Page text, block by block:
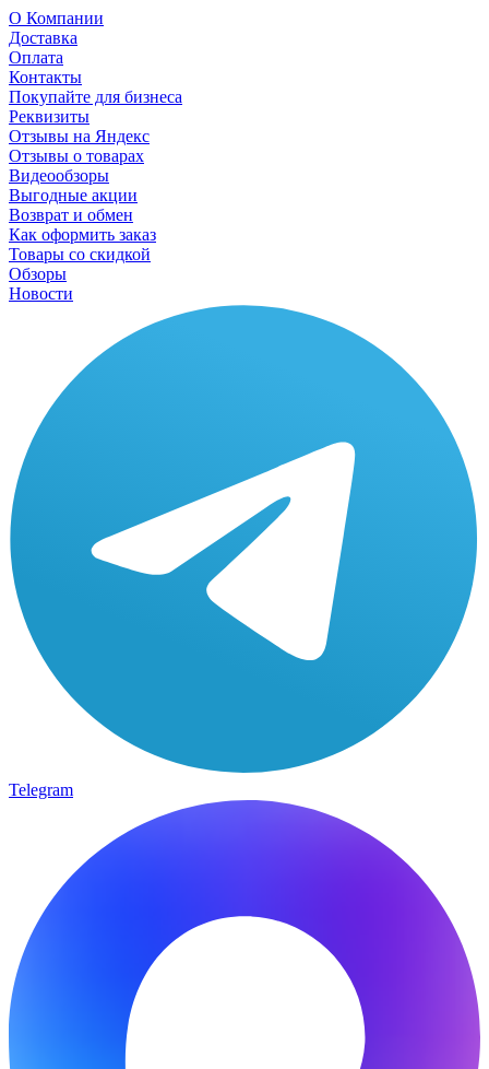
О Компании
Доставка
Оплата
Контакты
Покупайте для бизнеса
Реквизиты
Отзывы на Яндекс
Отзывы о товарах
Видеообзоры
Выгодные акции
Возврат и обмен
Как оформить заказ
Товары со скидкой
Обзоры
Новости
Telegram